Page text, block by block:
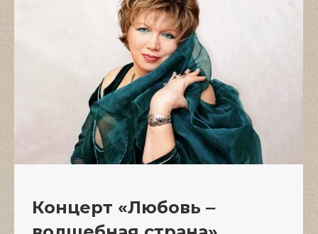
Концерт «Любовь ‒